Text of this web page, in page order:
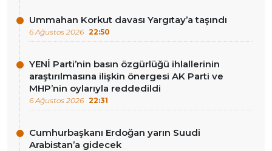
Ummahan Korkut davası Yargıtay’a taşındı
6 Ağustos 2026 22:50
YENİ Parti’nin basın özgürlüğü ihlallerinin
araştırılmasına ilişkin önergesi AK Parti ve
MHP’nin oylarıyla reddedildi
6 Ağustos 2026 22:31
Cumhurbaşkanı Erdoğan yarın Suudi
Arabistan’a gidecek